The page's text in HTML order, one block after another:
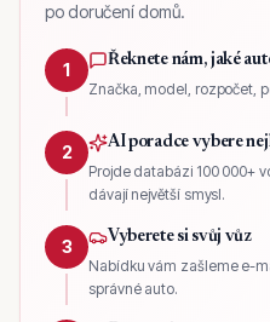
po doručení domů.
1 Řeknete nám, jaké
Značka, model, rozpočet,
2 AI poradce vybere
Projde databázi 100 000+
dávají největší smysl.
3 Vyberete si svůj vůz
Nabídku vám zašleme e-
správné auto.